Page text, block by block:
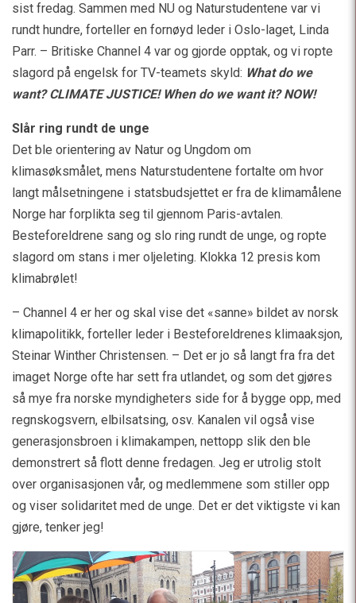
sist fredag. Sammen med NU og Naturstudentene var vi
rundt hundre, forteller en fornøyd leder i Oslo-laget, Linda
Parr. – Britiske Channel 4 var og gjorde opptak, og vi ropte
slagord på engelsk for TV-teamets skyld: What do we
want? CLIMATE JUSTICE! When do we want it? NOW!
Slår ring rundt de unge
Det ble orientering av Natur og Ungdom om
klimasøksmålet, mens Naturstudentene fortalte om hvor
langt målsetningene i statsbudsjettet er fra de klimamålene
Norge har forplikta seg til gjennom Paris-avtalen.
Besteforeldrene sang og slo ring rundt de unge, og ropte
slagord om stans i mer oljeleting. Klokka 12 presis kom
klimabrølet!
– Channel 4 er her og skal vise det «sanne» bildet av norsk
klimapolitikk, forteller leder i Besteforeldrenes klimaaksjon,
Steinar Winther Christensen. – Det er jo så langt fra fra det
imaget Norge ofte har sett fra utlandet, og som det gjøres
så mye fra norske myndigheters side for å bygge opp, med
regnskogsvern, elbilsatsing, osv. Kanalen vil også vise
generasjonsbroen i klimakampen, nettopp slik den ble
demonstrert så flott denne fredagen. Jeg er utrolig stolt
over organisasjonen vår, og medlemmene som stiller opp
og viser solidaritet med de unge. Det er det viktigste vi kan
gjøre, tenker jeg!